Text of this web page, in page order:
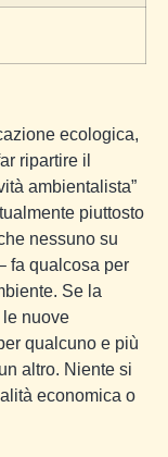
ecologica,
ripartire il
ambientalista”
piuttosto
nessuno su
fa qualcosa per
Se la
nuove
qualcuno e più
altro. Niente si
economica o